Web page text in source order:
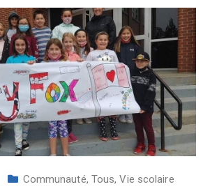
Communauté, Tous,Vie scolaire